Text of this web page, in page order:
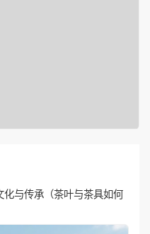
与传承（茶叶与茶具如何